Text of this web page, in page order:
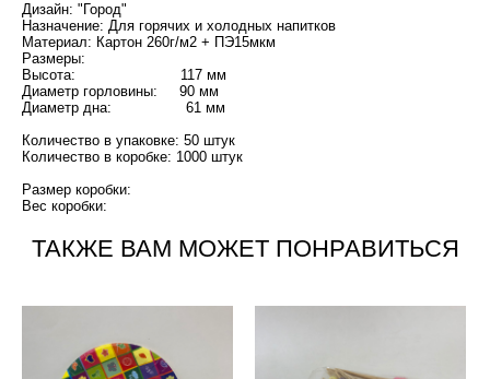
Дизайн: "Город"
Назначение: Для горячих и холодных напитков
Материал: Картон 260г/м2 + ПЭ15мкм
Размеры:
Высота: 117 мм
Диаметр горловины: 90 мм
Диаметр дна: 61 мм
Количество в упаковке: 50 штук
Количество в коробке: 1000 штук
Размер коробки:
Вес коробки:
ТАКЖЕ ВАМ МОЖЕТ ПОНРАВИТЬСЯ